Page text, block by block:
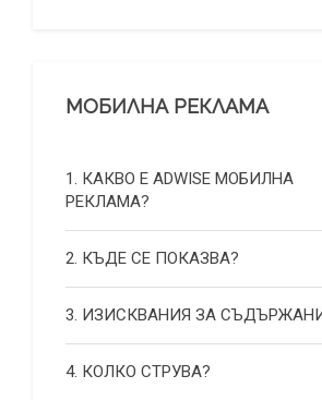
МОБИЛНА РЕКЛАМА
1. КАКВО Е ADWISE МОБИЛНА
РЕКЛАМА?
2. КЪДЕ СЕ ПОКАЗВА?
3. ИЗИСКВАНИЯ ЗА
4. КОЛКО СТРУВА?